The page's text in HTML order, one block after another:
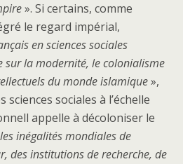
». Si certains, comme
le regard impérial,
en sciences sociales
sur la modernité, le colonialisme
du monde islamique»,
sciences sociales à l’échelle
appelle à décoloniser le
les inégalités mondiales de
des institutions de recherche, de